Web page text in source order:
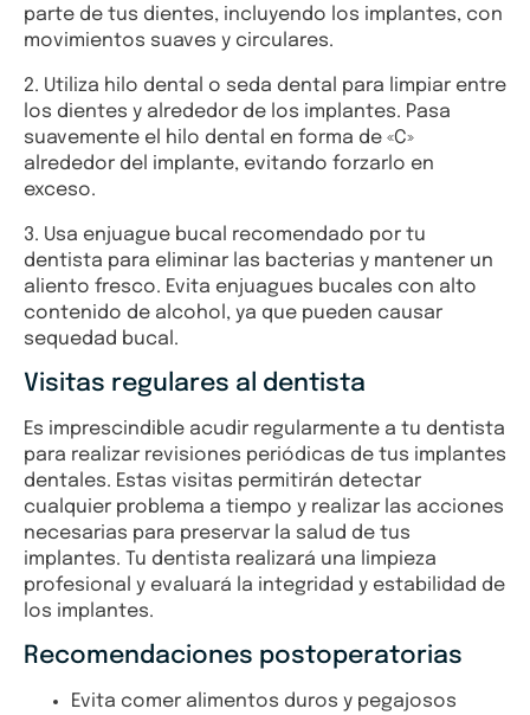
parte de tus dientes, incluyendo los implantes, con
movimientos suaves y circulares.
2. Utiliza hilo dental o seda dental para limpiar entre
los dientes y alrededor de los implantes. Pasa
suavemente el hilo dental en forma de «C»
alrededor del implante, evitando forzarlo en
exceso.
3. Usa enjuague bucal recomendado por tu
dentista para eliminar las bacterias y mantener un
aliento fresco. Evita enjuagues bucales con alto
contenido de alcohol, ya que pueden causar
sequedad bucal.
Visitas regulares al dentista
Es imprescindible acudir regularmente a tu dentista
para realizar revisiones periódicas de tus implantes
dentales. Estas visitas permitirán detectar
cualquier problema a tiempo y realizar las acciones
necesarias para preservar la salud de tus
implantes. Tu dentista realizará una limpieza
profesional y evaluará la integridad y estabilidad de
los implantes.
Recomendaciones postoperatorias
Evita comer alimentos duros y pegajosos